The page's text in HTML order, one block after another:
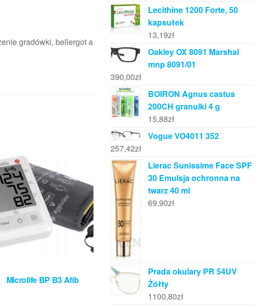
gradówki, bellergot a
Microlife BP B3 Afib
Lecithine 1200 Forte, 50
kapsułek
13,19zł
Oakley OX 8091 Marshal
mnp 8091/01
390,00zł
BOIRON Agnus castus
200CH granulki 4 g
15,88zł
Vogue VO4011 352
257,42zł
Lierac Sunissime Face SPF
30 Emulsja ochronna na
twarz 40 ml
69,90zł
Prada okulary PR 54UV
Żółty
1100,80zł